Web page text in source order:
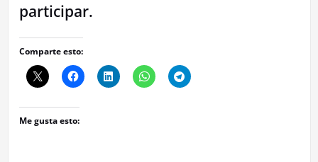
participar.
Comparte esto:
Me gusta esto: